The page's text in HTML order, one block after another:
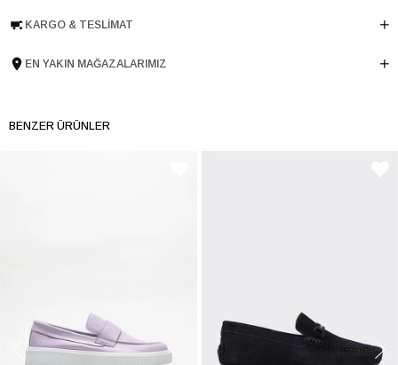
İnek Derisi
Topuk Boyu
2.5 cm
KARGO & TESLIMAT
EN YAKIN MAĞAZALARIMIZ
BENZER ÜRÜNLER